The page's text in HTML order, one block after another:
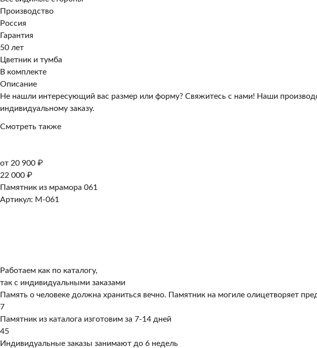
Производство
Россия
Гарантия
50 лет
Цветник и тумба
В комплекте
Описание
Не нашли интересующий вас размер или форму? Свяжитесь с нами! Наши
индивидуальному заказу.
Смотреть также
от 20 900 ₽
22 000 ₽
Памятник из мрамора 061
Артикул: M-061
Работаем как по каталогу,
так с индивидуальными заказами
Память о человеке должна храниться вечно. Памятник на могиле олицетворяет
7
Памятник из каталога изготовим за 7-14 дней
45
Индивидуальные заказы занимают до 6 недель